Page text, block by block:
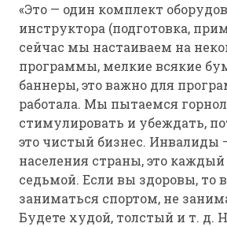
«Это — один комплект
инструктора (подготовка,
сейчас мы настаиваем на
программы, мелкие всякие
баннеры, это важно для
работала. Мы пытаемся
стимулировать и убеждать,
это чистый бизнес. Инвалиды —
населения страны, это
седьмой. Если вы здоровы, то
заниматься спортом, не
Будете худой, толстый и т. д.